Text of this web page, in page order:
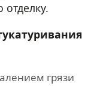
грязи